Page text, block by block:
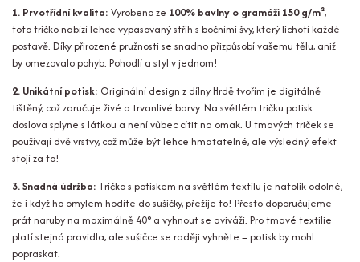
1. Prvotřídní kvalita: Vyrobeno ze 100% bavlny o gramáži 150 g/m²,
toto tričko nabízí lehce vypasovaný střih s bočními švy, který lichotí každé
postavě. Díky přirozené pružnosti se snadno přizpůsobí vašemu tělu, aniž
by omezovalo pohyb. Pohodlí a styl v jednom!
2. Unikátní potisk: Originální design z dílny Hrdě tvořím je digitálně
tištěný, což zaručuje živé a trvanlivé barvy. Na světlém tričku potisk
doslova splyne s látkou a není vůbec cítit na omak. U tmavých triček se
používají dvě vrstvy, což může být lehce hmatatelné, ale výsledný efekt
stojí za to!
3. Snadná údržba: Tričko s potiskem na světlém textilu je natolik odolné,
že i když ho omylem hodíte do sušičky, přežije to! Přesto doporučujeme
prát naruby na maximálně 40° a vyhnout se aviváži. Pro tmavé textilie
platí stejná pravidla, ale sušičce se raději vyhněte – potisk by mohl
popraskat.